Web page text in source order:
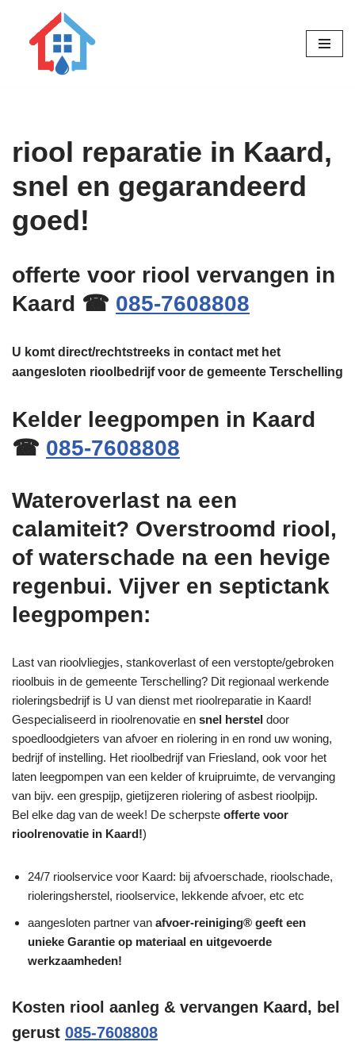
riool reparatie in Kaard,
snel en gegarandeerd
goed!
offerte voor riool vervangen in
Kaard ☎ 085-7608808
U komt direct/rechtstreeks in contact met het
aangesloten rioolbedrijf voor de gemeente Terschelling
Kelder leegpompen in Kaard
☎ 085-7608808
Wateroverlast na een
calamiteit? Overstroomd riool,
of waterschade na een hevige
regenbui. Vijver en septictank
leegpompen:
Last van rioolvliegjes, stankoverlast of een verstopte/gebroken
rioolbuis in de gemeente Terschelling? Dit regionaal werkende
rioleringsbedrijf is U van dienst met rioolreparatie in Kaard!
Gespecialiseerd in rioolrenovatie en snel herstel door
spoedloodgieters van afvoer en riolering in en rond uw woning,
bedrijf of instelling. Het rioolbedrijf van Friesland, ook voor het
laten leegpompen van een kelder of kruipruimte, de vervanging
van bijv. een grespijp, gietijzeren riolering of asbest rioolpijp.
Bel elke dag van de week! De scherpste offerte voor
rioolrenovatie in Kaard!)
24/7 rioolservice voor Kaard: bij afvoerschade, rioolschade,
rioleringsherstel, rioolservice, lekkende afvoer, etc etc
aangesloten partner van afvoer-reiniging® geeft een
unieke Garantie op materiaal en uitgevoerde
werkzaamheden!
Kosten riool aanleg & vervangen Kaard, bel
gerust 085-7608808